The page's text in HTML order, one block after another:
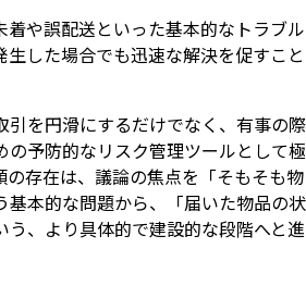
着や誤配送といった基本的なトラブル
した場合でも迅速な解決を促すこと
引を円滑にするだけでなく、有事の際
の予防的なリスク管理ツールとして極
の存在は、議論の焦点を「そもそも物
基本的な問題から、「届いた物品の状
う、より具体的で建設的な段階へと進